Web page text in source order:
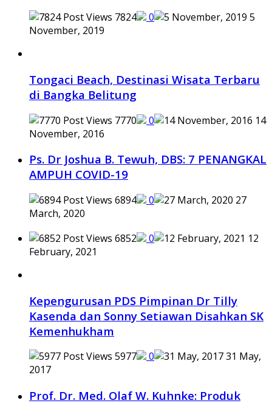
7824 0
5
November, 2019
Tongaci Beach, Destinasi Wisata Terbaru
di Bangka Belitung
7770 0
14
November, 2016
Ps. Dr Joshua B. Tewuh, DBS: 7 PENANGKAL
AMPUH COVID-19
6894 0
27
March, 2020
6852
0
12
February, 2021
Kepengurusan PDS Pimpinan Dr Tilly
Kasenda dan Sonny Setiawan Disahkan SK
Kemenhukham
5977 0
31 May,
2017
Prof. Dr. Med. Olaf W. Kuhnke: Produk